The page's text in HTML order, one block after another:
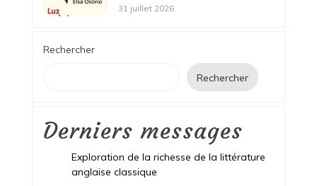
31 juillet 2026
Rechercher
Rechercher
Derniers messages
Exploration de la richesse de la littérature
anglaise classique